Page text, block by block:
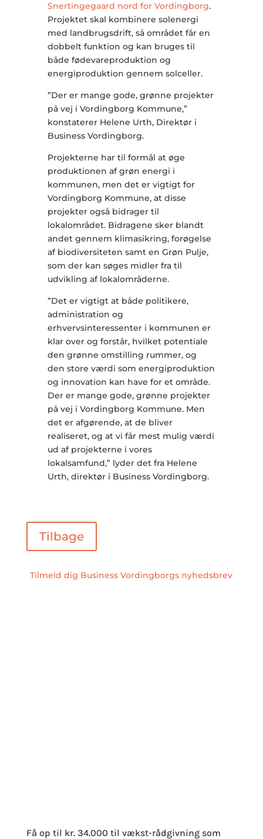
Snertingegaard nord for Vordingborg.
Projektet skal kombinere solenergi
med landbrugsdrift, så området får en
dobbelt funktion og kan bruges til
både fødevareproduktion og
energiproduktion gennem solceller.
”Der er mange gode, grønne projekter
på vej i Vordingborg Kommune,”
konstaterer Helene Urth, Direktør i
Business Vordingborg.
Projekterne har til formål at øge
produktionen af grøn energi i
kommunen, men det er vigtigt for
Vordingborg Kommune, at disse
projekter også bidrager til
lokalområdet. Bidragene sker blandt
andet gennem klimasikring, forøgelse
af biodiversiteten samt en Grøn Pulje,
som der kan søges midler fra til
udvikling af lokalområderne.
”Det er vigtigt at både politikere,
administration og
erhvervsinteressenter i kommunen er
klar over og forstår, hvilket potentiale
den grønne omstilling rummer, og
den store værdi som energiproduktion
og innovation kan have for et område.
Der er mange gode, grønne projekter
på vej i Vordingborg Kommune. Men
det er afgørende, at de bliver
realiseret, og at vi får mest mulig værdi
ud af projekterne i vores
lokalsamfund,” lyder det fra Helene
Urth, direktør i Business Vordingborg.
Tilbage
Tilmeld dig Business Vordingborgs nyhedsbrev
Få op til kr. 34.000 til vækst-rådgivning som